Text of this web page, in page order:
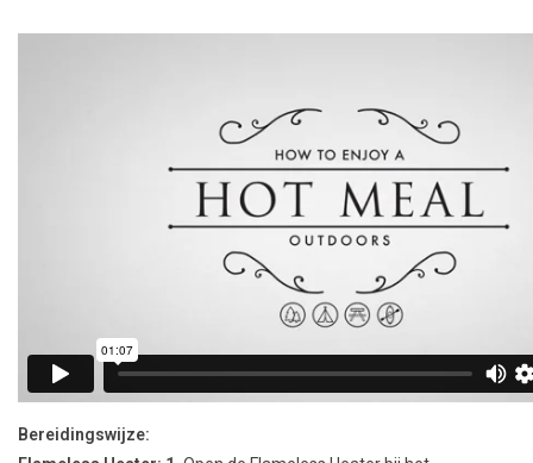
Bereidingswijze: